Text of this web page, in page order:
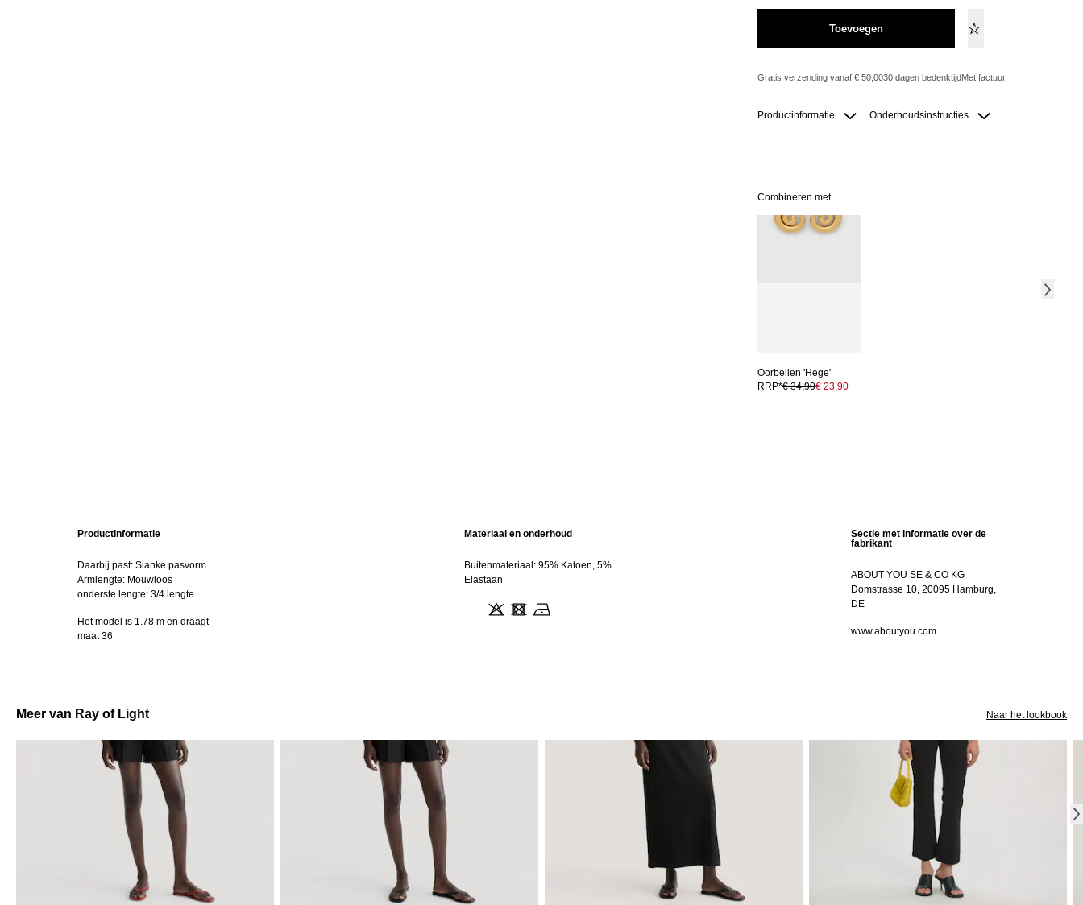
Toevoegen
Gratis verzending vanaf € 50,0030 dagen bedenktijdMet factuur
Productinformatie Onderhoudsinstructies
Combineren met
Oorbellen 'Hege'
RRP*€ 34,90€ 23,90
Productinformatie
Daarbij past: Slanke pasvorm
Armlengte: Mouwloos
onderste lengte: 3/4 lengte
Het model is 1.78 m en draagt
maat 36
Materiaal en onderhoud
Buitenmateriaal: 95% Katoen, 5%
Elastaan
Sectie met informatie over de
fabrikant
ABOUT YOU SE & CO KG
Domstrasse 10, 20095 Hamburg,
DE
www.aboutyou.com
Meer van Ray of Light Naar het lookbook